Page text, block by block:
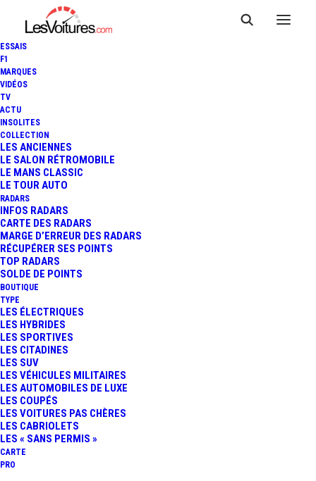
ESSAIS
F1
MARQUES
VIDÉOS
TV
ACTU
INSOLITES
COLLECTION
LES ANCIENNES
LE SALON RÉTROMOBILE
LE MANS CLASSIC
LE TOUR AUTO
RADARS
INFOS RADARS
CARTE DES RADARS
MARGE D’ERREUR DES RADARS
RÉCUPÉRER SES POINTS
TOP RADARS
SOLDE DE POINTS
BOUTIQUE
TYPE
LES ÉLECTRIQUES
LES HYBRIDES
LES SPORTIVES
LES CITADINES
LES SUV
LES VÉHICULES MILITAIRES
LES AUTOMOBILES DE LUXE
LES COUPÉS
LES VOITURES PAS CHÈRES
LES CABRIOLETS
LES « SANS PERMIS »
CARTE
PRO
21 mars 2022
PRÉSIDENTIELLE : LE
PROGRAMME
AUTOMOBILE DE
CHAQUE CANDIDAT